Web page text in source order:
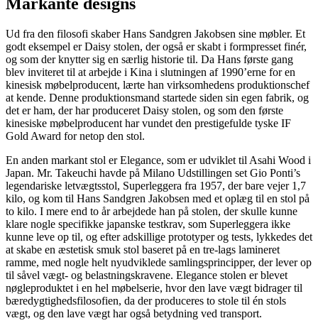
Ud fra den filosofi skaber Hans Sandgren Jakobsen sine møbler. Et
godt eksempel er Daisy stolen, der også er skabt i formpresset finér,
og som der knytter sig en særlig historie til. Da Hans første gang
blev inviteret til at arbejde i Kina i slutningen af 1990’erne for en
kinesisk møbelproducent, lærte han virksomhedens produktionschef
at kende. Denne produktionsmand startede siden sin egen fabrik, og
det er ham, der har produceret Daisy stolen, og som den første
kinesiske møbelproducent har vundet den prestigefulde tyske IF
Gold Award for netop den stol.
En anden markant stol er Elegance, som er udviklet til Asahi Wood i
Japan. Mr. Takeuchi havde på Milano Udstillingen set Gio Ponti’s
legendariske letvægtsstol, Superleggera fra 1957, der bare vejer 1,7
kilo, og kom til Hans Sandgren Jakobsen med et oplæg til en stol på
to kilo. I mere end to år arbejdede han på stolen, der skulle kunne
klare nogle specifikke japanske testkrav, som Superleggera ikke
kunne leve op til, og efter adskillige prototyper og tests, lykkedes det
at skabe en æstetisk smuk stol baseret på en tre-lags lamineret
ramme, med nogle helt nyudviklede samlingsprincipper, der lever op
til såvel vægt- og belastningskravene. Elegance stolen er blevet
nøgleproduktet i en hel møbelserie, hvor den lave vægt bidrager til
bæredygtighedsfilosofien, da der produceres to stole til én stols
vægt, og den lave vægt har også betydning ved transport.